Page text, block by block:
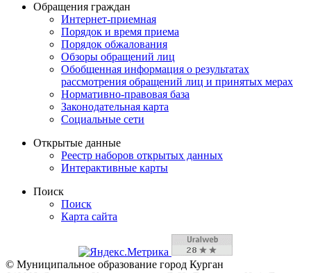
Обращения граждан
Интернет-приемная
Порядок и время приема
Порядок обжалования
Обзоры обращений лиц
Обобщенная информация о результатах
рассмотрения обращений лиц и принятых мерах
Нормативно-правовая база
Законодательная карта
Социальные сети
Открытые данные
Реестр наборов открытых данных
Интерактивные карты
Поиск
Поиск
Карта сайта
© Муниципальное образование город Курган